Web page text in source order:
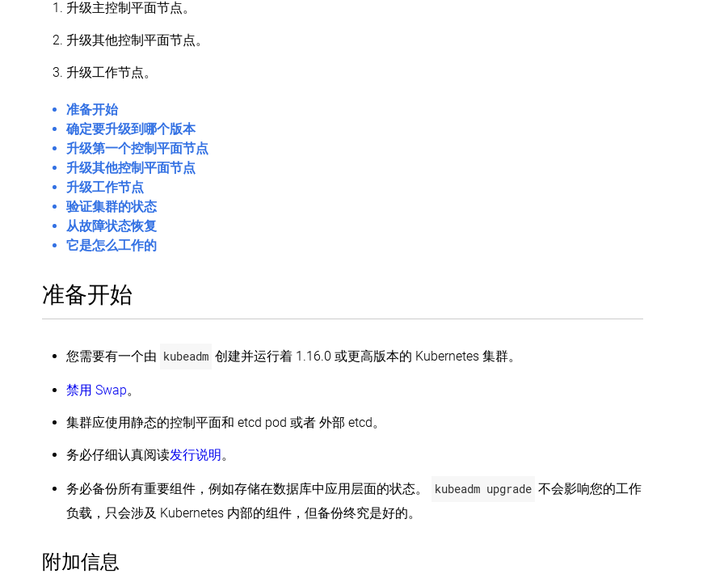
升级主控制平面节点。
升级其他控制平面节点。
升级工作节点。
准备开始
确定要升级到哪个版本
升级第一个控制平面节点
升级其他控制平面节点
升级工作节点
验证集群的状态
从故障状态恢复
它是怎么工作的
准备开始
您需要有一个由 kubeadm 创建并运行着 1.16.0 或更高版本的 Kubernetes 集群。
禁用 Swap。
集群应使用静态的控制平面和 etcd pod 或者 外部 etcd。
务必仔细认真阅读发行说明。
务必备份所有重要组件，例如存储在数据库中应用层面的状态。 kubeadm upgrade 不会影响您的工作
负载，只会涉及 Kubernetes 内部的组件，但备份终究是好的。
附加信息